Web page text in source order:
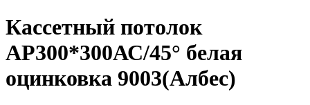
Кассетный потолок
AP300*300АС/45° белая
оцинковка 9003(Албес)